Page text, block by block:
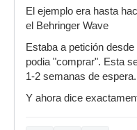
El ejemplo era hasta
el Behringer Wave
Estaba a petición
podia "comprar". Esta
1-2 semanas de espera.
Y ahora dice